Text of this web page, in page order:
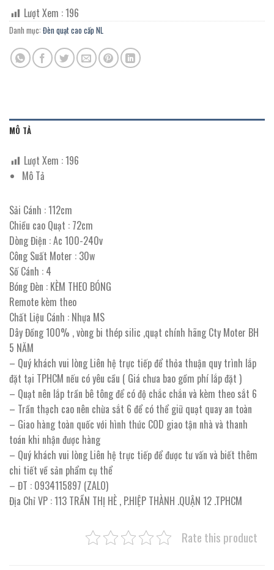
Lượt Xem :196
Danh mục: Đèn quạt cao cấp NL
MÔ TẢ
Lượt Xem :196
Mô Tả
Sải Cánh : 112cm
Chiều cao Quạt : 72cm
Dòng Điện : Ac 100-240v
Công Suất Moter : 30w
Số Cánh : 4
Bóng Đèn : KÈM THEO BÓNG
Remote kèm theo
Chất Liệu Cánh : Nhựa MS
Dây Đồng 100% , vòng bi thép silic ,quạt chính hãng Cty Moter BH
5 NĂM
– Quý khách vui lòng Liên hệ trực tiếp để thỏa thuận quy trình lắp
đặt tại TPHCM nếu có yêu cầu ( Giá chưa bao gồm phí lắp đặt )
– Quạt nên lắp trần bê tông để có độ chắc chắn và kèm theo sắt 6
– Trần thạch cao nên chừa sắt 6 để có thể giữ quạt quay an toàn
– Giao hàng toàn quốc với hình thức COD giao tận nhà và thanh
toán khi nhận được hàng
– Quý khách vui lòng Liên hệ trực tiếp để được tư vấn và biết thêm
chi tiết về sản phẩm cụ thể
– ĐT : 0934115897 (ZALO)
Địa Chỉ VP : 113 TRẦN THỊ HÈ , P.HIỆP THÀNH .QUẬN 12 .TPHCM
Rate this product